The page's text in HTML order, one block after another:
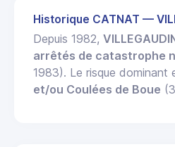
Historique CATNAT —
Depuis 1982,
arrêtés de catastrophe
1983). Le risque dominant
et/ou Coulées de Boue